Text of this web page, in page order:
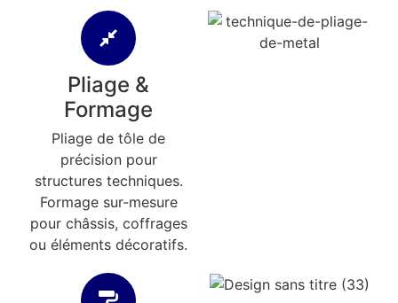
Pliage &
Formage
Pliage de tôle de
précision pour
structures techniques.
Formage sur-mesure
pour châssis, coffrages
ou éléments décoratifs.